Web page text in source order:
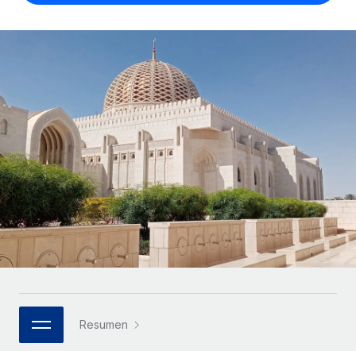
Integra y gestiona a autónomos globalmente.
Externaliza tareas laborales complejas.
INFRAESTRUCTURA
Conexión Remote
Integra los RR. HH. en tus flujos de trabajo sin
complicaciones.
Plataforma
Funciones esenciales de RR. HH. integradas para tu
Conectar
Conecta cualquier herramienta de IA con Remote
Compáranos con otras empresas.
ETAPAS DE CRECIMIENTO
Soluciones ágiles de RR. HH. globales y nóminas para
empresas en crecimiento.
Mediana empresa
Amplía tu equipo con soluciones de RR. HH.
personalizadas.
Empresa
RR. HH. globales para grandes empresas.
ASOCIARSE
Socios tecnológicos estratégicos
Integra la gestión de los RR. HH. globales en tu
Descubre opciones de divisas y tiempos de pago para
autónomos globales.
APRENDIZAJE CON REMOTE
Guías y recursos
Casos prácticos
Glosario de RR. HH.
Listas de verificación y plantillas
Biblioteca de descripciones de puestos
Webinarios
Nederlands
Deutsch
Español
Italiano
Português (Portugal)
日本語
한국어
中文（简体）Resumen